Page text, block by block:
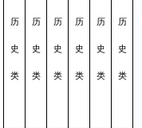
历
史
类
历
史
类
历
史
类
历
史
类
历
史
类
历
史
类